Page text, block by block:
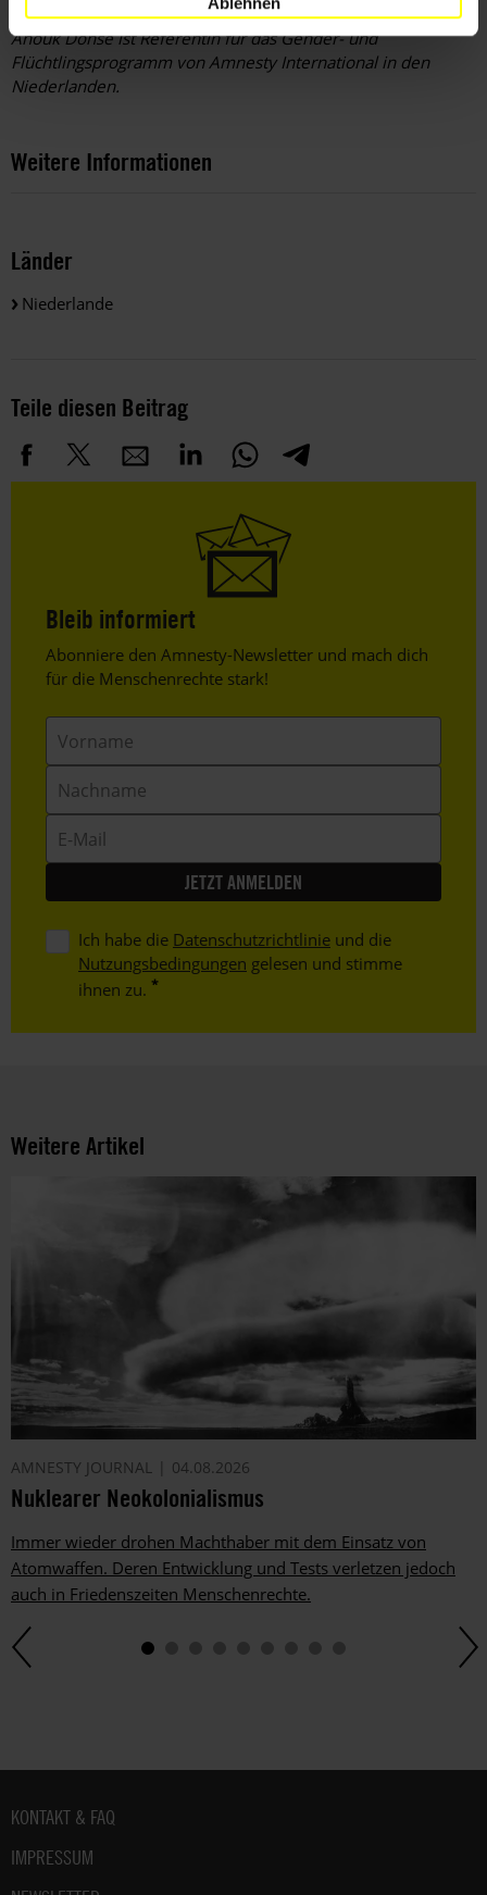
Anouk Donse ist Referentin für das Gender- und
Flüchtlingsprogramm von Amnesty ­International in den
Niederlanden.
Weitere Informationen
Länder
Niederlande
Teile diesen Beitrag
Bleib informiert
Header
Text
Abonniere den Amnesty-Newsletter und mach dich
für die Menschenrechte stark!
Mail
Ich habe die Datenschutzrichtlinie und die
Nutzungsbedingungen gelesen und stimme
ihnen zu.
Weitere Artikel
AMNESTY JOURNAL 04.08.2026
Nuklearer Neokolonialismus
Immer wieder drohen Machthaber mit dem Einsatz von
Atomwaffen. Deren Entwicklung und Tests verletzen jedoch
auch in Friedenszeiten Menschenrechte.
Fußbereich
KONTAKT & FAQ
IMPRESSUM